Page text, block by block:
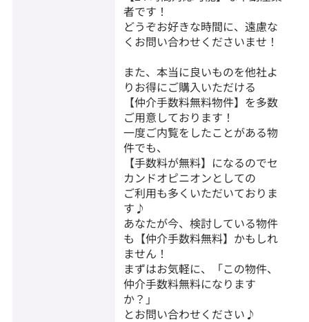
者です！
どうぞお好きな時間に、遠慮な
くお問い合わせくださいませ！
また、本当に良いものを他社よ
りお得にご購入いただける
【仲介手数料無料物件】を多数
ご用意しております！
一度ご内覧をしたことがある物
件でも、
【手数料が無料】になるのでセ
カンドオピニオンとしての
ご利用も多くいただいておりま
す♪
あなたが今、検討している物件
も【仲介手数料無料】かもしれ
ません！
まずはお気軽に、「この物件、
仲介手数料無料になります
か？」
とお問い合わせください♪